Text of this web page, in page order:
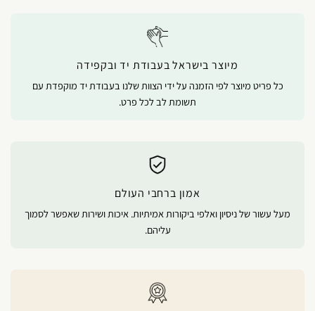
מיוצר בישראל בעבודת יד ובקפידה
כל פריט מיוצר לפי הזמנה על ידי הצוות שלנו בעבודת יד מוקפדת עם
תשומת לב לכל פרט.
אמון ברחבי העולם
מעל עשור של ניסיון ואלפי ביקורות אמיתיות. איכות ושירות שאפשר לסמוך
עליהם.